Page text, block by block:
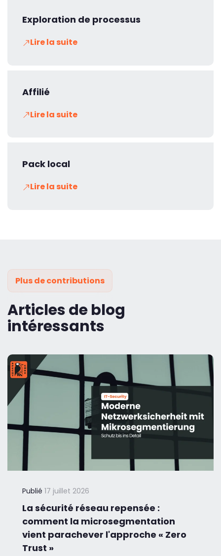
Exploration de processus
Lire la suite
Affilié
Lire la suite
Pack local
Lire la suite
Plus de contributions
Articles de blog
intéressants
Publié 17 juillet 2026
La sécurité réseau repensée :
comment la microsegmentation
vient parachever l'approche « Zero
Trust »